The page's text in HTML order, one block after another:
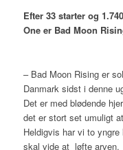
Efter 33 starter og
One er Bad Moon
– Bad Moon Rising er
Danmark sidst i denne
Det er med blødende
det er stort set umuligt
Heldigvis har vi to
skal vide at løfte arven.